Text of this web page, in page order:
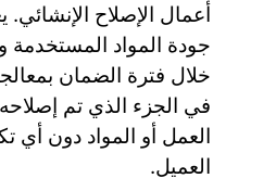
أعمال الإصلاح
جودة المواد المستخدمة
خلال فترة الضمان
في الجزء الذي تم
العمل أو المواد دون أي
العميل.